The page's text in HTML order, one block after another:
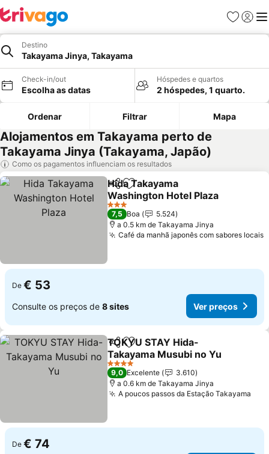
Favoritos
Iniciar
Destino
Takayama Jinya, Takayama
Check-in/out
Escolha as datas
Hóspedes e quartos
2 hóspedes, 1 quarto.
Ordenar Filtrar Mapa
Alojamentos em Takayama perto de
Takayama Jinya (Takayama, Japão)
Como os pagamentos influenciam os resultados
PartilharAdicionar aos favoritos
Hida Takayama
Washington Hotel Plaza
Ver preços
3 Estrelas
7,5 Boa
5.524
a 0.5 km de Takayama Jinya
Café da manhã japonês com sabores locais
De € 53
Consulte os preços de 8 sites Ver preços
PartilharAdicionar aos favoritos
TOKYU STAY Hida-
Takayama Musubi no Yu
Ver preços
4 Estrelas
9,0 Excelente
3.610
a 0.6 km de Takayama Jinya
A poucos passos da Estação Takayama
De € 74